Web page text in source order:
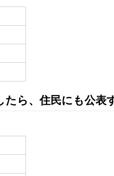
ら、住民にも公表